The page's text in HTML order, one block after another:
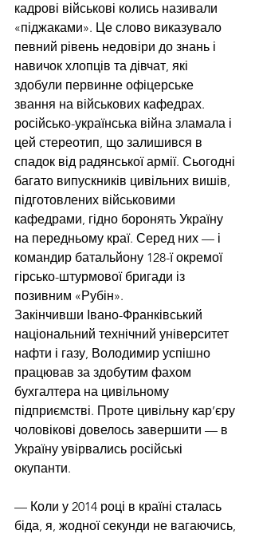
кадрові військові колись називали
«піджаками». Це слово виказувало
певний рівень недовіри до знань і
навичок хлопців та дівчат, які
здобули первинне офіцерське
звання на військових кафедрах.
російсько-українська війна зламала і
цей стереотип, що залишився в
спадок від радянської армії. Сьогодні
багато випускників цивільних вишів,
підготовлених військовими
кафедрами, гідно боронять Україну
на передньому краї. Серед них — і
командир батальйону 128-ї окремої
гірсько-штурмової бригади із
позивним «Рубін».
Закінчивши Івано-Франківський
національний технічний університет
нафти і газу, Володимир успішно
працював за здобутим фахом
бухгалтера на цивільному
підприємстві. Проте цивільну кар’єру
чоловікові довелось завершити — в
Україну увірвались російські
окупанти.
— Коли у 2014 році в країні сталась
біда, я, жодної секунди не вагаючись,